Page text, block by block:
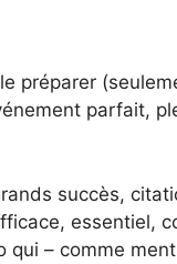
préparer
parfait,
succès,
essentiel,
– comme